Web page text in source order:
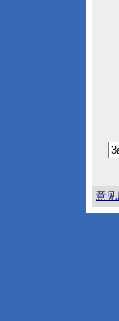
意见